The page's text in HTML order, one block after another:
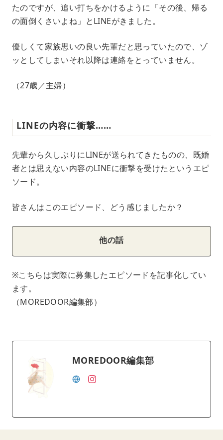
たのですが、追い打ちをかけるように「その後、帰る
の面倒くさいよね」とLINEがきました。
優しくて家族思いの良い先輩だと思っていたので、ゾ
ッとしてしまいそれ以降は連絡をとっていません。
（27歳／主婦）
LINEの内容に衝撃……
先輩から久しぶりにLINEが送られてきたものの、既婚
者とは思えない内容のLINEに衝撃を受けたというエピ
ソード。
皆さんはこのエピソード、どう感じましたか？
他の話
※こちらは実際に募集したエピソードを記事化してい
ます。
（MOREDOOR編集部）
MOREDOOR編集部